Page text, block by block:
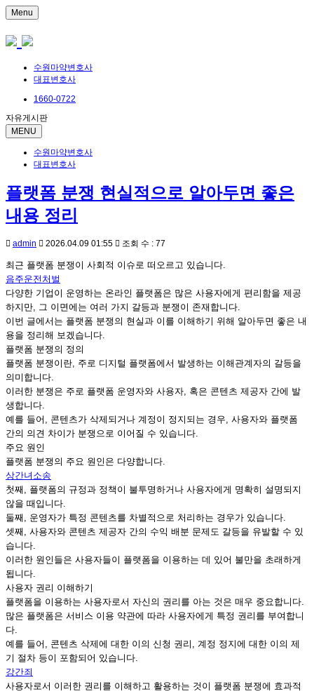
Menu
수원마약변호사
대표변호사
1660-0722
자유게시판
MENU
수원마약변호사
대표변호사
플랫폼 분쟁 현실적으로 알아두면 좋은
내용 정리
admin 2026.04.09 01:55 조회 수 : 77
최근 플랫폼 분쟁이 사회적 이슈로 떠오르고 있습니다.
음주운전처벌
다양한 기업이 운영하는 온라인 플랫폼은 많은 사용자에게 편리함을 제공
하지만, 그 이면에는 여러 가지 갈등과 분쟁이 존재합니다.
이번 글에서는 플랫폼 분쟁의 현실과 이를 이해하기 위해 알아두면 좋은 내
용을 정리해 보겠습니다.
플랫폼 분쟁의 정의
플랫폼 분쟁이란, 주로 디지털 플랫폼에서 발생하는 이해관계자의 갈등을
의미합니다.
이러한 분쟁은 주로 플랫폼 운영자와 사용자, 혹은 콘텐츠 제공자 간에 발
생합니다.
예를 들어, 콘텐츠가 삭제되거나 계정이 정지되는 경우, 사용자와 플랫폼
간의 의견 차이가 분쟁으로 이어질 수 있습니다.
주요 원인
플랫폼 분쟁의 주요 원인은 다양합니다.
상간녀소송
첫째, 플랫폼의 규정과 정책이 불투명하거나 사용자에게 명확히 설명되지
않을 때입니다.
둘째, 운영자가 특정 콘텐츠를 차별적으로 처리하는 경우가 있습니다.
셋째, 사용자와 콘텐츠 제공자 간의 수익 배분 문제도 갈등을 유발할 수 있
습니다.
이러한 원인들은 사용자들이 플랫폼을 이용하는 데 있어 불만을 초래하게
됩니다.
사용자 권리 이해하기
플랫폼을 이용하는 사용자로서 자신의 권리를 아는 것은 매우 중요합니다.
많은 플랫폼은 서비스 이용 약관에 따라 사용자에게 특정 권리를 부여합니
다.
예를 들어, 콘텐츠 삭제에 대한 이의 신청 권리, 계정 정지에 대한 이의 제
기 절차 등이 포함되어 있습니다.
강간죄
사용자로서 이러한 권리를 이해하고 활용하는 것이 플랫폼 분쟁에 효과적